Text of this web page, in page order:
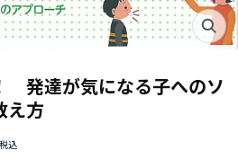
発達が気になる子へのソ
え方